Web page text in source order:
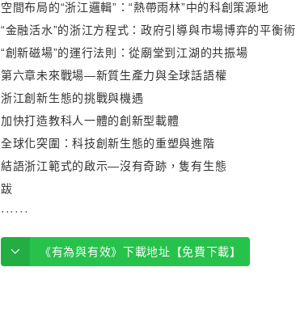
空間布局的“浙江邏輯”：“熱帶雨林”中的科創策源地
“金融活水”的浙江方程式：政府引導與市場博弈的平衡術
“創新磁場”的運行法則：從廟堂到江湖的共振場
第六章未來戰場—新質生產力與全球話語權
浙江創新生態的挑戰與機遇
加快打造教科人一體的創新型載體
全球化突圍：科技創新生態的重塑與進階
結語浙江範式的啟示—沒有奇跡，隻有生態
跋
······
《有為與有效》下載地址【免費下載】